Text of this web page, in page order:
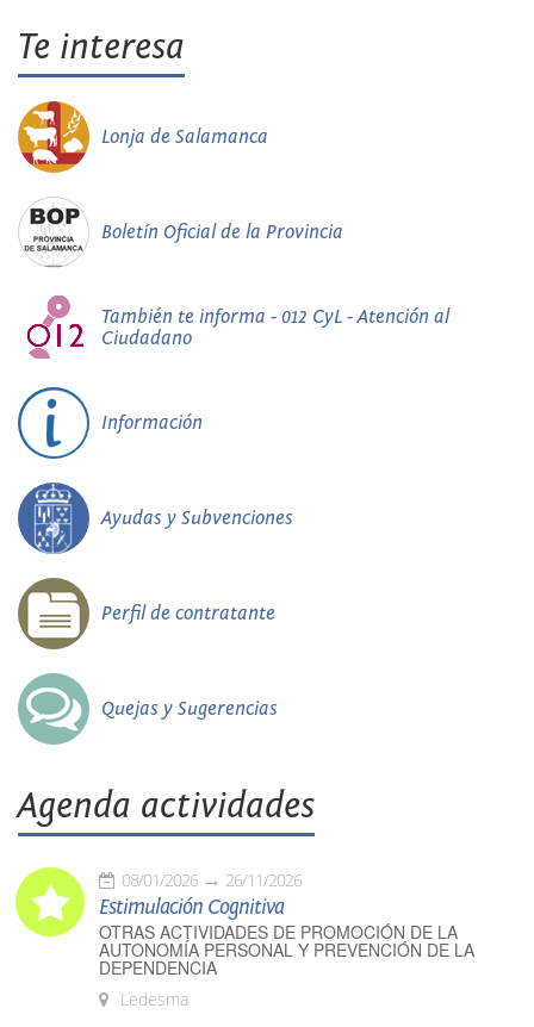
Te interesa
Lonja de Salamanca
Boletín Oficial de la Provincia
También te informa - 012 CyL - Atención al
Ciudadano
Información
Ayudas y Subvenciones
Perfil de contratante
Quejas y Sugerencias
Agenda actividades
08/01/2026 26/11/2026
Estimulación Cognitiva
OTRAS ACTIVIDADES DE PROMOCIÓN DE LA
AUTONOMÍA PERSONAL Y PREVENCIÓN DE LA
DEPENDENCIA
Ledesma